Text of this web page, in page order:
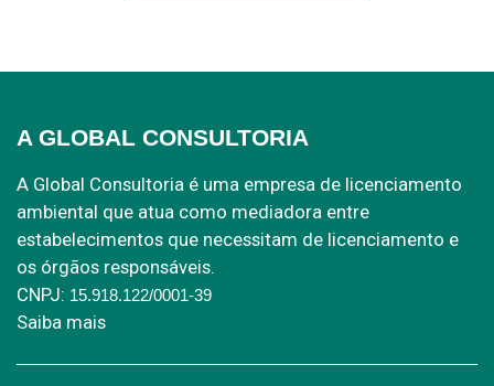
A GLOBAL CONSULTORIA
A Global Consultoria é uma empresa de licenciamento
ambiental que atua como mediadora entre
estabelecimentos que necessitam de licenciamento e
os órgãos responsáveis.
CNPJ: 15.918.122/0001-39
Saiba mais